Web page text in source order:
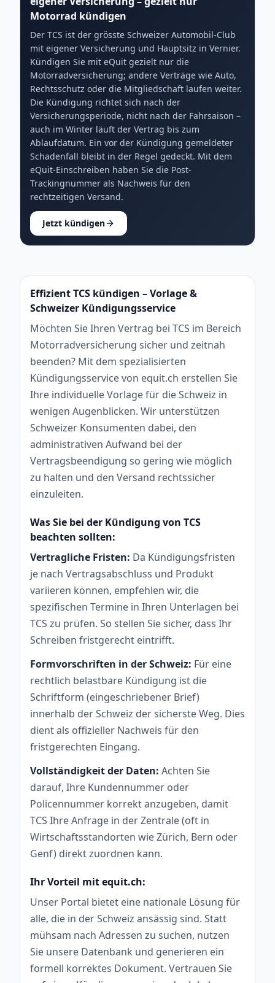
Motorrad kündigen
Der TCS ist der grösste Schweizer Automobil-Club
mit eigener Versicherung und Hauptsitz in Vernier.
Kündigen Sie mit eQuit gezielt nur die
Motorradversicherung; andere Verträge wie Auto,
Rechtsschutz oder die Mitgliedschaft laufen weiter.
Die Kündigung richtet sich nach der
Versicherungsperiode, nicht nach der Fahrsaison –
auch im Winter läuft der Vertrag bis zum
Ablaufdatum. Ein vor der Kündigung gemeldeter
Schadenfall bleibt in der Regel gedeckt. Mit dem
eQuit-Einschreiben haben Sie die Post-
Trackingnummer als Nachweis für den
rechtzeitigen Versand.
Jetzt kündigen
Effizient TCS kündigen – Vorlage &
Schweizer Kündigungsservice
Möchten Sie Ihren Vertrag bei TCS im Bereich
Motorradversicherung sicher und zeitnah
beenden? Mit dem spezialisierten
Kündigungsservice von equit.ch erstellen Sie
Ihre individuelle Vorlage für die Schweiz in
wenigen Augenblicken. Wir unterstützen
Schweizer Konsumenten dabei, den
administrativen Aufwand bei der
Vertragsbeendigung so gering wie möglich
zu halten und den Versand rechtssicher
einzuleiten.
Was Sie bei der Kündigung von TCS
beachten sollten:
Vertragliche Fristen: Da Kündigungsfristen
je nach Vertragsabschluss und Produkt
variieren können, empfehlen wir, die
spezifischen Termine in Ihren Unterlagen bei
TCS zu prüfen. So stellen Sie sicher, dass Ihr
Schreiben fristgerecht eintrifft.
Formvorschriften in der Schweiz: Für eine
rechtlich belastbare Kündigung ist die
Schriftform (eingeschriebener Brief)
innerhalb der Schweiz der sicherste Weg. Dies
dient als offizieller Nachweis für den
fristgerechten Eingang.
Vollständigkeit der Daten: Achten Sie
darauf, Ihre Kundennummer oder
Policennummer korrekt anzugeben, damit
TCS Ihre Anfrage in der Zentrale (oft in
Wirtschaftsstandorten wie Zürich, Bern oder
Genf) direkt zuordnen kann.
Ihr Vorteil mit equit.ch:
Unser Portal bietet eine nationale Lösung für
alle, die in der Schweiz ansässig sind. Statt
mühsam nach Adressen zu suchen, nutzen
Sie unsere Datenbank und generieren ein
formell korrektes Dokument. Vertrauen Sie